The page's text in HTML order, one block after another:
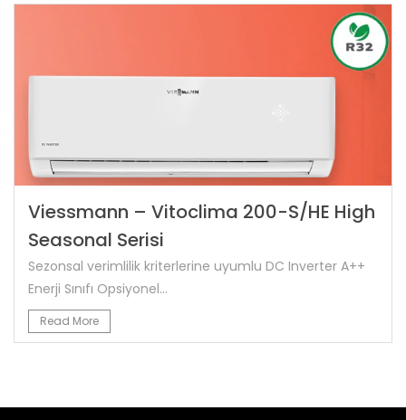
Viessmann – Vitoclima 200-S/HE High
Seasonal Serisi
Sezonsal verimlilik kriterlerine uyumlu DC Inverter A++
Enerji Sınıfı Opsiyonel...
Read More